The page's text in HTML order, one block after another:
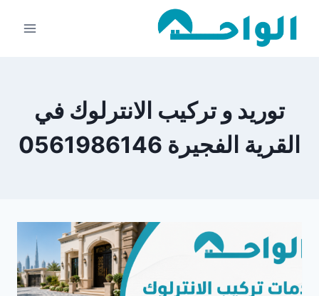
توريد و تركيب الانترلوك في
القرية الفجيرة 0561986146